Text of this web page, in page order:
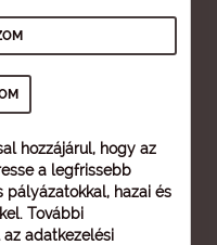
hozzájárul, hogy az
a legfrissebb
pályázatokkal, hazai és
További
az adatkezelési